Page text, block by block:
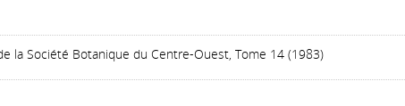
la Société Botanique du Centre-Ouest, Tome 14 (1983)